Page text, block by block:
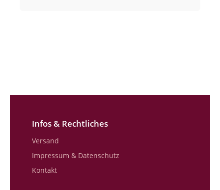
Infos & Rechtliches
Versand
Impressum & Datenschutz
Kontakt